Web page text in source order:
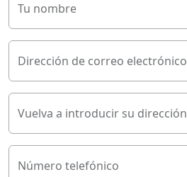
Tu nombre
Dirección de correo electrónico
Número telefónico